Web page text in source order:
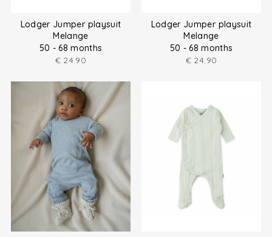
Lodger Jumper playsuit
Melange
50 - 68 months
€ 24.90
Lodger Jumper playsuit
Melange
50 - 68 months
€ 24.90